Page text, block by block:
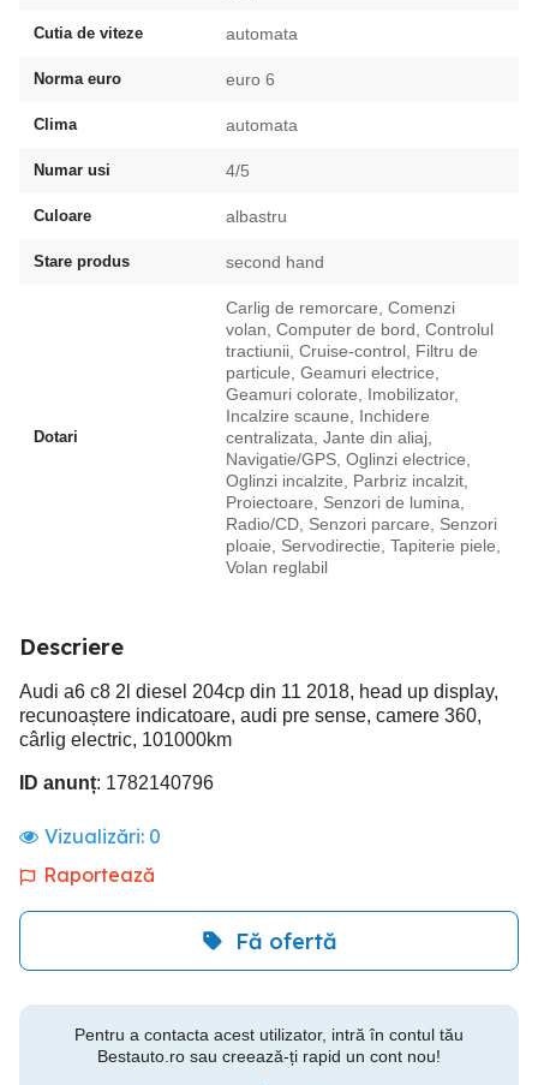
Cutia de viteze automata
Norma euro euro 6
Clima automata
Numar usi 4/5
Culoare albastru
Stare produs second hand
Dotari
Carlig de remorcare, Comenzi
volan, Computer de bord, Controlul
tractiunii, Cruise-control, Filtru de
particule, Geamuri electrice,
Geamuri colorate, Imobilizator,
Incalzire scaune, Inchidere
centralizata, Jante din aliaj,
Navigatie/GPS, Oglinzi electrice,
Oglinzi incalzite, Parbriz incalzit,
Proiectoare, Senzori de lumina,
Radio/CD, Senzori parcare, Senzori
ploaie, Servodirectie, Tapiterie piele,
Volan reglabil
Descriere
Audi a6 c8 2l diesel 204cp din 11 2018, head up display,
recunoaștere indicatoare, audi pre sense, camere 360,
cârlig electric, 101000km
ID anunț: 1782140796
Vizualizări: 0
Raportează
Fă ofertă
Pentru a contacta acest utilizator, intră în contul tău
Bestauto.ro sau creează-ți rapid un cont nou!